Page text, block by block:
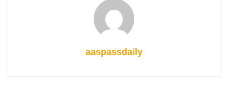
aaspassdaily